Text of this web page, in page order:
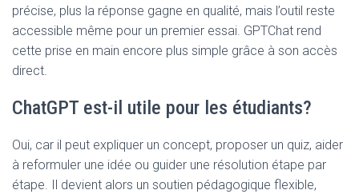
précise, plus la réponse gagne en qualité, mais l’outil reste
accessible même pour un premier essai. GPTChat rend
cette prise en main encore plus simple grâce à son accès
direct.
ChatGPT est-il utile pour les étudiants?
Oui, car il peut expliquer un concept, proposer un quiz, aider
à reformuler une idée ou guider une résolution étape par
étape. Il devient alors un soutien pédagogique flexible,